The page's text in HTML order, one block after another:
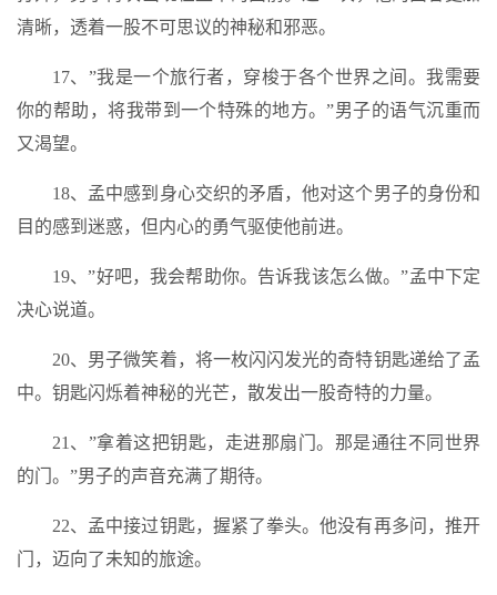
清晰，透着一股不可思议的神秘和邪恶。
17、”我是一个旅行者，穿梭于各个世界之间。我需要
你的帮助，将我带到一个特殊的地方。”男子的语气沉重而
又渴望。
18、孟中感到身心交织的矛盾，他对这个男子的身份和
目的感到迷惑，但内心的勇气驱使他前进。
19、”好吧，我会帮助你。告诉我该怎么做。”孟中下定
决心说道。
20、男子微笑着，将一枚闪闪发光的奇特钥匙递给了孟
中。钥匙闪烁着神秘的光芒，散发出一股奇特的力量。
21、”拿着这把钥匙，走进那扇门。那是通往不同世界
的门。”男子的声音充满了期待。
22、孟中接过钥匙，握紧了拳头。他没有再多问，推开
门，迈向了未知的旅途。